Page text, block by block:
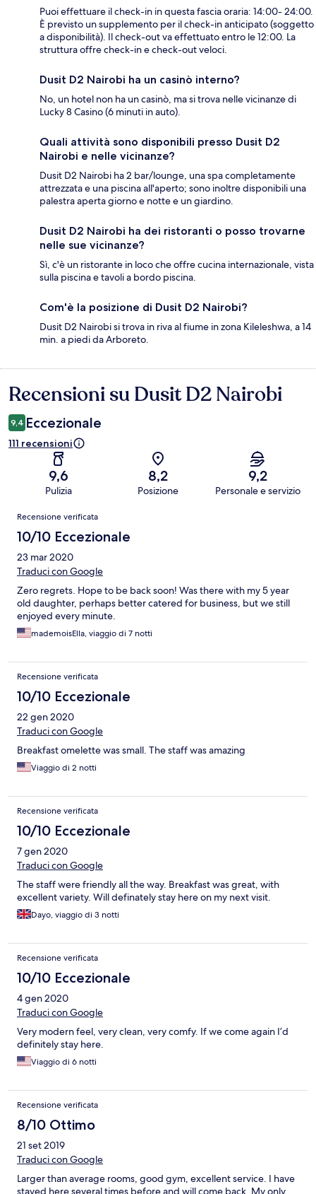
Puoi effettuare il check-in in questa fascia oraria: 14:00- 24:00.
È previsto un supplemento per il check-in anticipato (soggetto
a disponibilità). Il check-out va effettuato entro le 12:00. La
struttura offre check-in e check-out veloci.
Dusit D2 Nairobi ha un casinò interno?
No, un hotel non ha un casinò, ma si trova nelle vicinanze di
Lucky 8 Casino (6 minuti in auto).
Quali attività sono disponibili presso Dusit D2
Nairobi e nelle vicinanze?
Dusit D2 Nairobi ha 2 bar/lounge, una spa completamente
attrezzata e una piscina all'aperto; sono inoltre disponibili una
palestra aperta giorno e notte e un giardino.
Dusit D2 Nairobi ha dei ristoranti o posso trovarne
nelle sue vicinanze?
Sì, c'è un ristorante in loco che offre cucina internazionale, vista
sulla piscina e tavoli a bordo piscina.
Com'è la posizione di Dusit D2 Nairobi?
Dusit D2 Nairobi si trova in riva al fiume in zona Kileleshwa, a 14
min. a piedi da Arboreto.
Recensioni
Recensioni su Dusit D2 Nairobi
9,4 Eccezionale
111 recensioni
9,6
Pulizia
8,2
Posizione
9,2
Personale e servizio
Recensioni
Recensione verificata
10/10 Eccezionale
23 mar 2020
Traduci con Google
Zero regrets. Hope to be back soon! Was there with my 5 year
old daughter, perhaps better catered for business, but we still
enjoyed every minute.
mademoisElla, viaggio di 7 notti
Recensione verificata
10/10 Eccezionale
22 gen 2020
Traduci con Google
Breakfast omelette was small. The staff was amazing
Viaggio di 2 notti
Recensione verificata
10/10 Eccezionale
7 gen 2020
Traduci con Google
The staff were friendly all the way. Breakfast was great, with
excellent variety. Will definately stay here on my next visit.
Dayo, viaggio di 3 notti
Recensione verificata
10/10 Eccezionale
4 gen 2020
Traduci con Google
Very modern feel, very clean, very comfy. If we come again I’d
definitely stay here.
Viaggio di 6 notti
Recensione verificata
8/10 Ottimo
21 set 2019
Traduci con Google
Larger than average rooms, good gym, excellent service. I have
stayed here several times before and will come back. My only